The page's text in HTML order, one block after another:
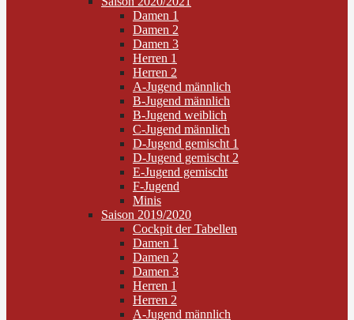
Damen 1
Damen 2
Damen 3
Herren 1
Herren 2
A-Jugend männlich
B-Jugend männlich
B-Jugend weiblich
C-Jugend männlich
D-Jugend gemischt 1
D-Jugend gemischt 2
E-Jugend gemischt
F-Jugend
Minis
Saison 2019/2020
Cockpit der Tabellen
Damen 1
Damen 2
Damen 3
Herren 1
Herren 2
A-Jugend männlich